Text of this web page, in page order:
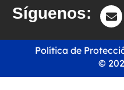
Síguenos:
©
Política de